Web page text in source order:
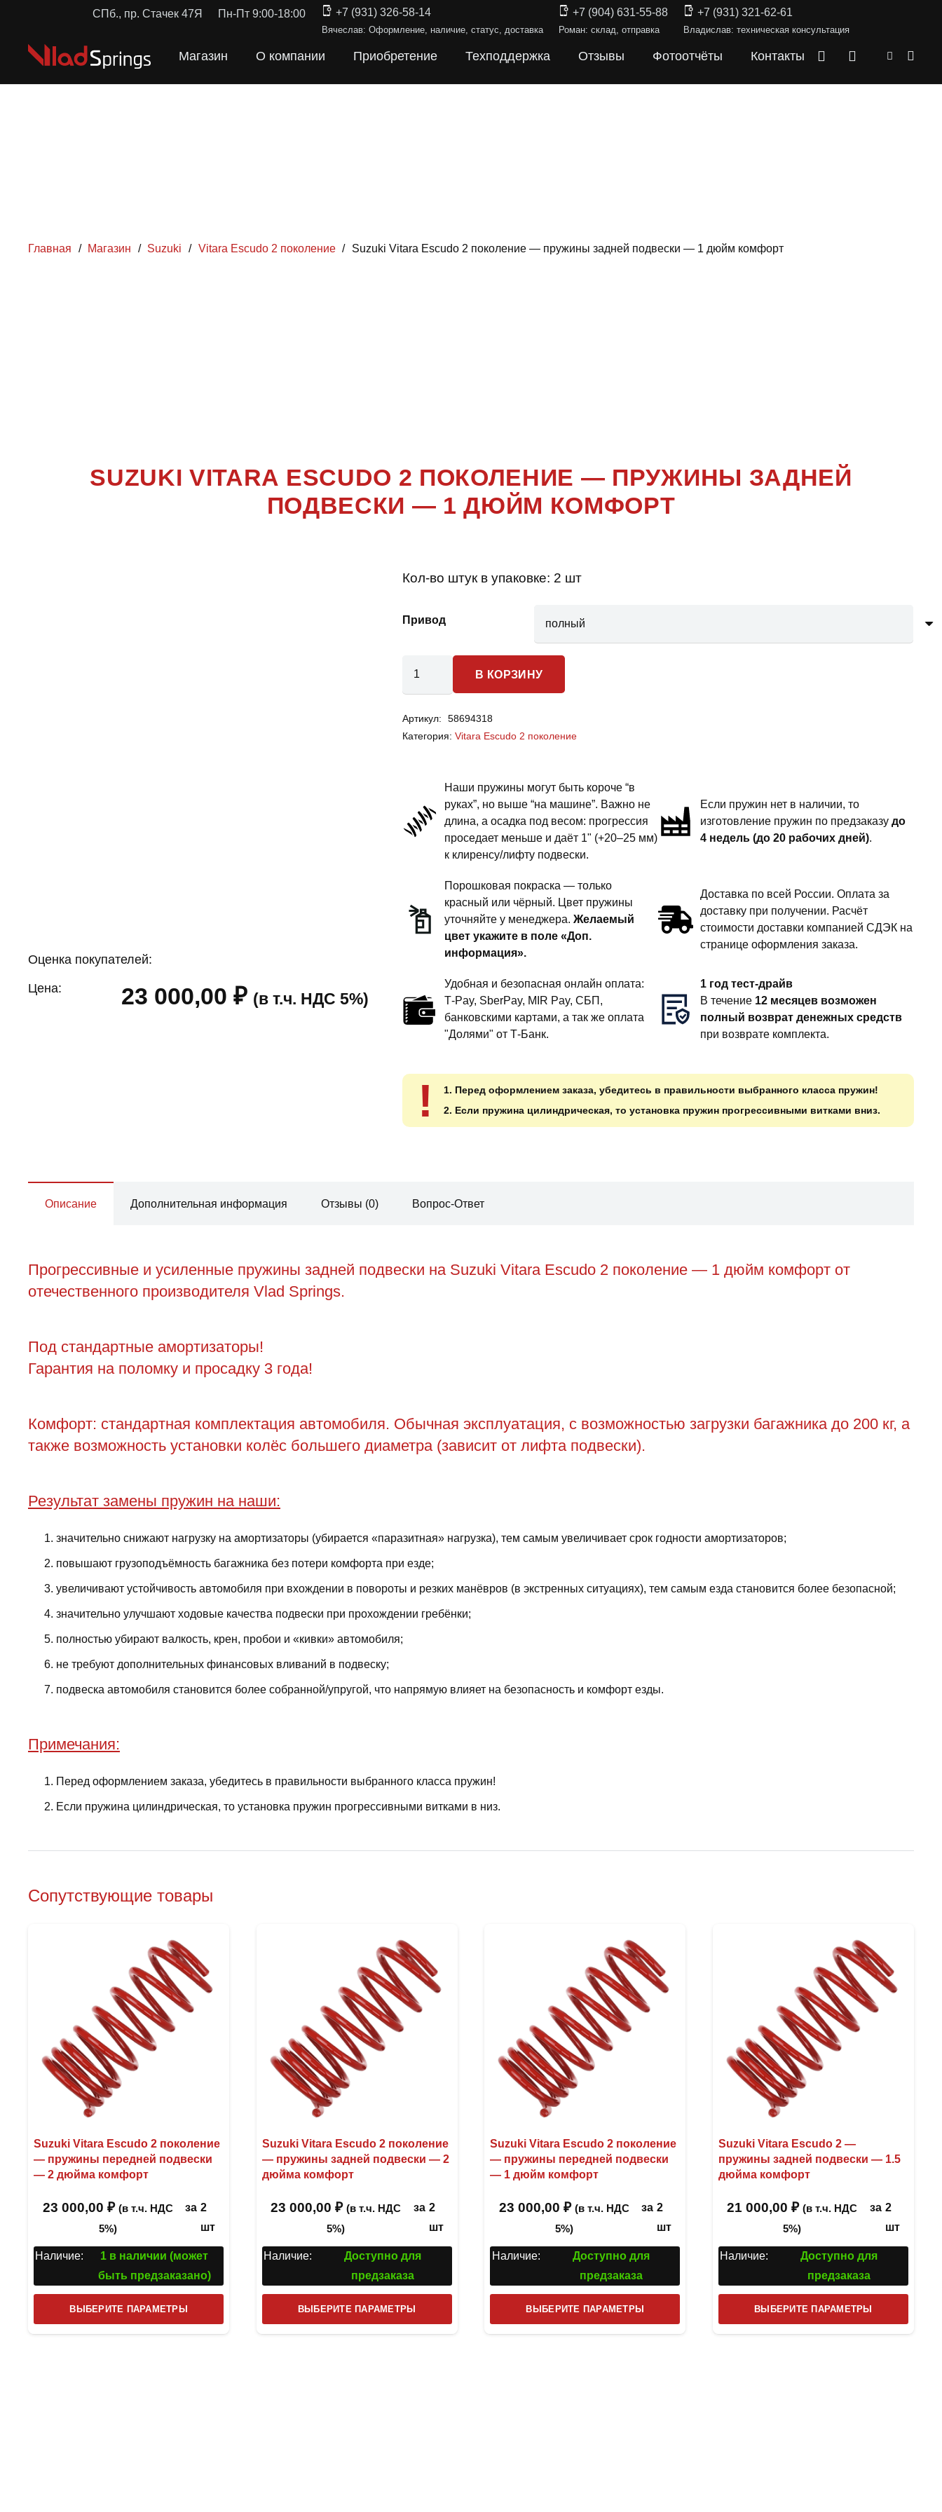
СПб., пр. Стачек 47Я Пн-Пт 9:00-18:00 +7 (931) 326-58-14
Вячеслав: Оформление, наличие, статус, доставка
+7 (904) 631-55-88
Роман: склад, отправка
+7 (931) 321-62-61
Владислав: техническая консультация
Магазин О компании Приобретение Техподдержка Отзывы Фотоотчёты Контакты
Главная / Магазин / Suzuki / Vitara Escudo 2 поколение / Suzuki Vitara Escudo 2 поколение — пружины задней подвески — 1 дюйм комфорт
ПОКОЛЕНИЕ
SUZUKI VITARA ESCUDO 2 ПОКОЛЕНИЕ — ПРУЖИНЫ ЗАДНЕЙ
ПОДВЕСКИ — 1 ДЮЙМ КОМФОРТ
Оценка покупателей:
Цена: 23 000,00₽ (в т.ч. НДС 5%)
Кол-во штук в упаковке: 2 шт
Привод
Vitara
Escudo
поколение
пружины
задней
подвески
дюйм
комфорт
В КОРЗИНУ
Артикул:
58694318
Категория:Vitara Escudo 2 поколение
Наши пружины могут быть короче “в
руках”, но выше “на машине”. Важно не
длина, а осадка под весом: прогрессия
проседает меньше и даёт 1" (+20–25 мм)
к клиренсу/лифту подвески.
Если пружин нет в наличии, то
изготовление пружин по предзаказудо
4 недель (до 20 рабочих дней).
Порошковая покраска — только
красный или чёрный. Цвет пружины
уточняйте у менеджера.Желаемый
цвет укажите в поле «Доп.
информация».
Доставка по всей России. Оплата за
доставку при получении. Расчёт
стоимости доставки компанией СДЭК на
странице оформления заказа.
Удобная и безопасная онлайн оплата:
T‑Pay, SberPay, MIR Pay, СБП,
банковскими картами, а так же оплата
"Долями" от Т-Банк.
1 год тест-драйв
В течение 12 месяцев возможен
полный возврат денежных средств
при возврате комплекта.
!
1. Перед оформлением заказа, убедитесь в правильности выбранного класса пружин!
2. Если пружина цилиндрическая, то установка пружин прогрессивными витками вниз.
Описание Дополнительная информация Отзывы (0) Вопрос-Ответ
Прогрессивные и усиленные пружины задней подвески на Suzuki Vitara Escudo 2 поколение — 1 дюйм комфорт от
отечественного производителя Vlad Springs.
Под стандартные амортизаторы!
Гарантия на поломку и просадку 3 года!
Комфорт: стандартная комплектация автомобиля. Обычная эксплуатация, с возможностью загрузки багажника до 200 кг, а
также возможность установки колёс большего диаметра (зависит от лифта подвески).
Результат замены пружин на наши:
значительно снижают нагрузку на амортизаторы (убирается «паразитная» нагрузка), тем самым увеличивает срок годности амортизаторов;
повышают грузоподъёмность багажника без потери комфорта при езде;
увеличивают устойчивость автомобиля при вхождении в повороты и резких манёвров (в экстренных ситуациях), тем самым езда становится более безопасной;
значительно улучшают ходовые качества подвески при прохождении гребёнки;
полностью убирают валкость, крен, пробои и «кивки» автомобиля;
не требуют дополнительных финансовых вливаний в подвеску;
подвеска автомобиля становится более собранной/упругой, что напрямую влияет на безопасность и комфорт езды.
Примечания:
Перед оформлением заказа, убедитесь в правильности выбранного класса пружин!
Если пружина цилиндрическая, то установка пружин прогрессивными витками в низ.
Сопутствующие товары
Suzuki Vitara Escudo 2 поколение
— пружины передней подвески
— 2 дюйма комфорт
23 000,00 ₽ (в т.ч. НДС
5%)
за 2
шт
Наличие:
1 в наличии (может
быть предзаказано)
ВЫБЕРИТЕ ПАРАМЕТРЫ
товар
Suzuki Vitara Escudo 2 поколение
— пружины задней подвески — 2
дюйма комфорт
23 000,00₽ (в т.ч. НДС
5%)
за 2
шт
Наличие:
Доступно для
предзаказа
ВЫБЕРИТЕ ПАРАМЕТРЫ
товар
Suzuki Vitara Escudo 2 поколение
— пружины передней подвески
— 1 дюйм комфорт
23 000,00 ₽ (в т.ч. НДС
5%)
за 2
шт
Наличие:
Доступно для
предзаказа
ВЫБЕРИТЕ ПАРАМЕТРЫ
товар
Suzuki Vitara Escudo 2 —
пружины задней подвески — 1.5
дюйма комфорт
21 000,00₽ (в т.ч. НДС
5%)
за 2
шт
Наличие:
Доступно для
предзаказа
ВЫБЕРИТЕ ПАРАМЕТРЫ
товар